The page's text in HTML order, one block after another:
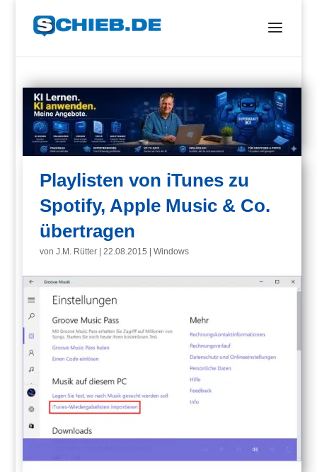
Playlisten von iTunes zu
Spotify, Apple Music & Co.
übertragen
vonJ.M. Rütter |22.08.2015 |Windows